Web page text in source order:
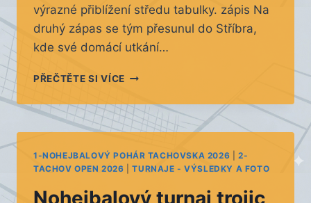
výrazné přiblížení středu tabulky. zápis Na
druhý zápas se tým přesunul do Stříbra,
kde své domácí utkání…
PŘEČTĚTE SI VÍCEDOHRÁVKY
1-NOHEJBALOVÝ POHÁR TACHOVSKA 2026 |2-
TACHOV OPEN 2026 |TURNAJE - VÝSLEDKY A FOTO
Nohejbalový turnaj trojic